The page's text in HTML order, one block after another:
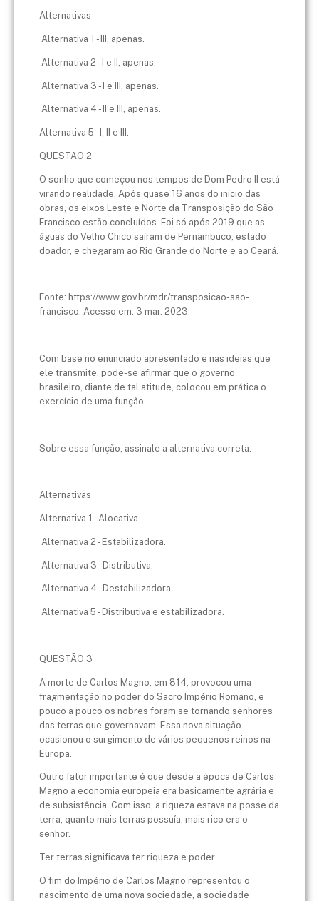
Alternativas
Alternativa 1 - III, apenas.
Alternativa 2 - I e II, apenas.
Alternativa 3 - I e III, apenas.
Alternativa 4 - II e III, apenas.
Alternativa 5 - I, II e III.
QUESTÃO 2
O sonho que começou nos tempos de Dom Pedro II está
virando realidade. Após quase 16 anos do início das
obras, os eixos Leste e Norte da Transposição do São
Francisco estão concluídos. Foi só após 2019 que as
águas do Velho Chico saíram de Pernambuco, estado
doador, e chegaram ao Rio Grande do Norte e ao Ceará.
Fonte: https://www.gov.br/mdr/transposicao-sao-
francisco. Acesso em: 3 mar. 2023.
Com base no enunciado apresentado e nas ideias que
ele transmite, pode-se afirmar que o governo
brasileiro, diante de tal atitude, colocou em prática o
exercício de uma função.
Sobre essa função, assinale a alternativa correta:
Alternativas
Alternativa 1 - Alocativa.
Alternativa 2 - Estabilizadora.
Alternativa 3 - Distributiva.
Alternativa 4 - Destabilizadora.
Alternativa 5 - Distributiva e estabilizadora.
QUESTÃO 3
A morte de Carlos Magno, em 814, provocou uma
fragmentação no poder do Sacro Império Romano, e
pouco a pouco os nobres foram se tornando senhores
das terras que governavam. Essa nova situação
ocasionou o surgimento de vários pequenos reinos na
Europa.
Outro fator importante é que desde a época de Carlos
Magno a economia europeia era basicamente agrária e
de subsistência. Com isso, a riqueza estava na posse da
terra; quanto mais terras possuía, mais rico era o
senhor.
Ter terras significava ter riqueza e poder.
O fim do Império de Carlos Magno representou o
nascimento de uma nova sociedade, a sociedade